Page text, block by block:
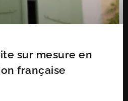
sur mesure en
française